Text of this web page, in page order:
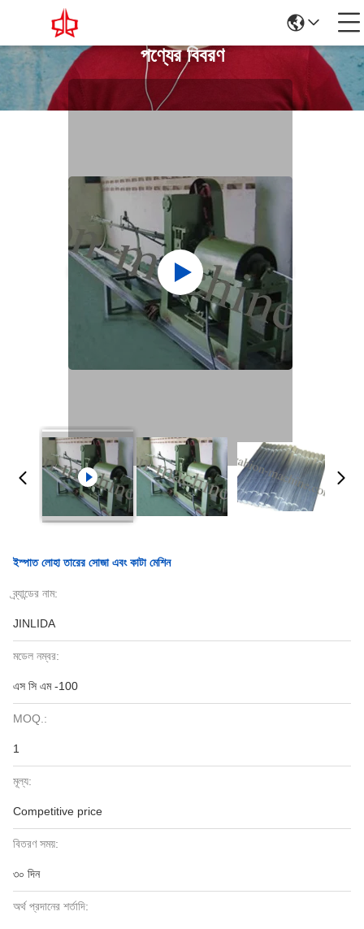
পণ্যের বিবরণ
ইস্পাত লোহা তারের সোজা এবং কাটা মেশিন
ব্র্যান্ডের নাম:
JINLIDA
মডেল নম্বর:
এস সি এম -100
MOQ.:
1
মূল্য:
Competitive price
বিতরণ সময়:
৩০ দিন
অর্থ প্রদানের শর্তাদি: